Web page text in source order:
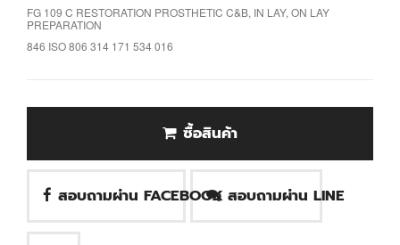
FG 109 C RESTORATION PROSTHETIC C&B, IN LAY, ON LAY
PREPARATION
846 ISO 806 314 171 534 016
ซื้อสินค้า
สอบถามผ่าน FACEBOOK สอบถามผ่าน LINE